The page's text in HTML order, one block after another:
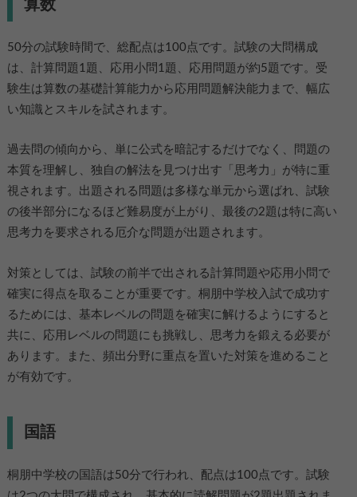
算数
50分の試験時間で、総配点は100点です。試験の大問構成
は、計算問題1題、応用小問1題、応用問題が約5題です。受
験生は算数の基礎計算能力から応用問題解決能力まで、幅広
い知識とスキルを試されます。
過去問の傾向から、単に公式を暗記するだけでなく、問題の
本質を理解し、独自の解法を見つけ出す「思考力」が特に重
視されます。出題される問題は多様な単元から選ばれ、試験
の後半部分になるほど難易度が上がり、最後の2題は特に高い
思考力を要求される厄介な問題が出題されます。
対策としては、試験の前半で出される計算問題や応用小問で
確実に得点を取ることが重要です。桐朋中学校入試で成功す
るためには、基本レベルの問題を確実に解けるようにすると
共に、応用レベルの問題にも挑戦し、思考力を鍛える必要が
あります。また、頻出分野に重点を置いた対策を進めること
が有効です。
国語
桐朋中学校の国語は50分で行われ、配点は100点です。試験